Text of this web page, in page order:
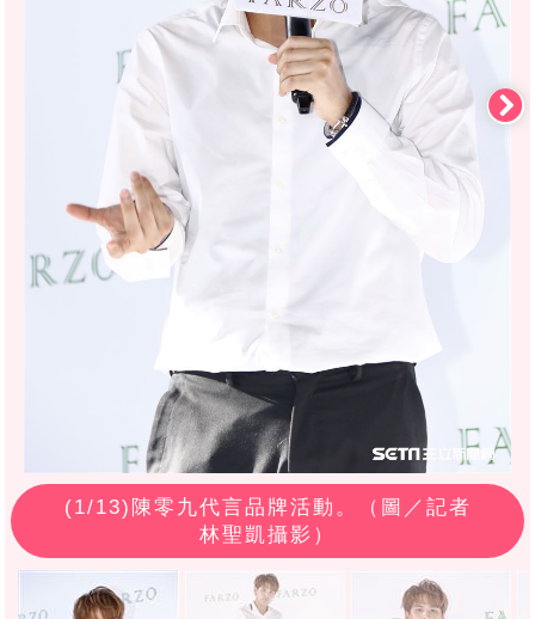
(1/13)陳零九代言品牌活動。（圖／記者
林聖凱攝影）